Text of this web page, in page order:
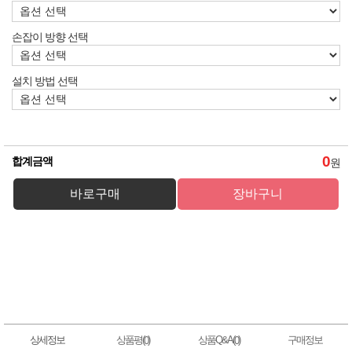
손잡이 방향 선택
설치 방법 선택
합계금액 0원
상세정보 상품평(0) 상품Q&A(0) 구매정보